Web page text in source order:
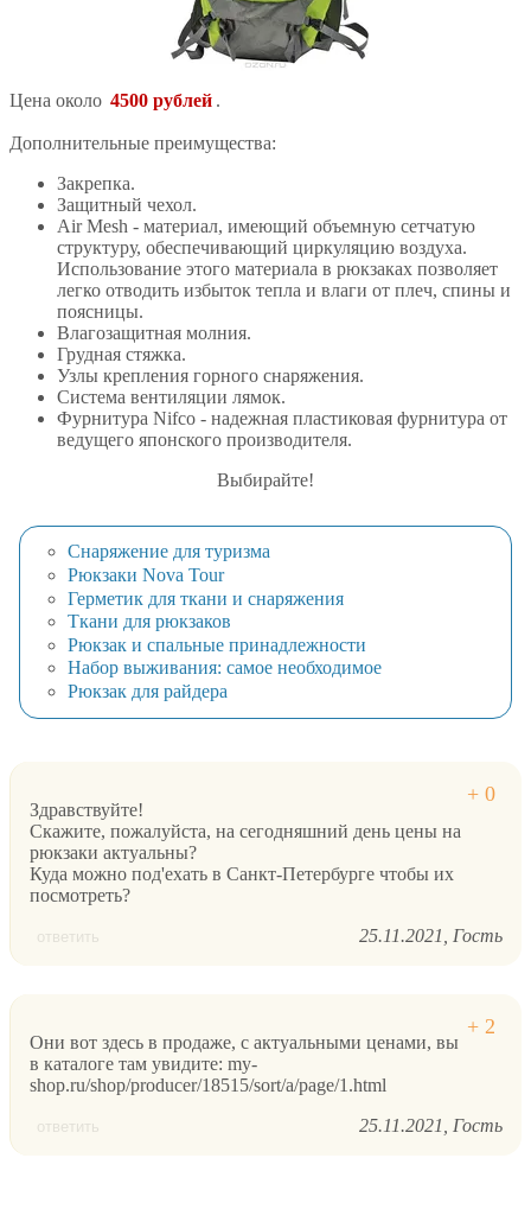
Цена около 4500 рублей .
Дополнительные преимущества:
Закрепка.
Защитный чехол.
Air Mesh - материал, имеющий объемную сетчатую
структуру, обеспечивающий циркуляцию воздуха.
Использование этого материала в рюкзаках позволяет
легко отводить избыток тепла и влаги от плеч, спины и
поясницы.
Влагозащитная молния.
Грудная стяжка.
Узлы крепления горного снаряжения.
Система вентиляции лямок.
Фурнитура Nifco - надежная пластиковая фурнитура от
ведущего японского производителя.
Выбирайте!
Снаряжение для туризма
Рюкзаки Nova Tour
Герметик для ткани и снаряжения
Ткани для рюкзаков
Рюкзак и спальные принадлежности
Набор выживания: самое необходимое
Рюкзак для райдера
Здравствуйте!
Скажите, пожалуйста, на сегодняшний день цены на
рюкзаки актуальны?
Куда можно под'ехать в Санкт-Петербурге чтобы их
посмотреть?
ответить 25.11.2021 Гость
Они вот здесь в продаже, с актуальными ценами, вы
в каталоге там увидите: my-
shop.ru/shop/producer/18515/sort/a/page/1.html
ответить 25.11.2021 Гость